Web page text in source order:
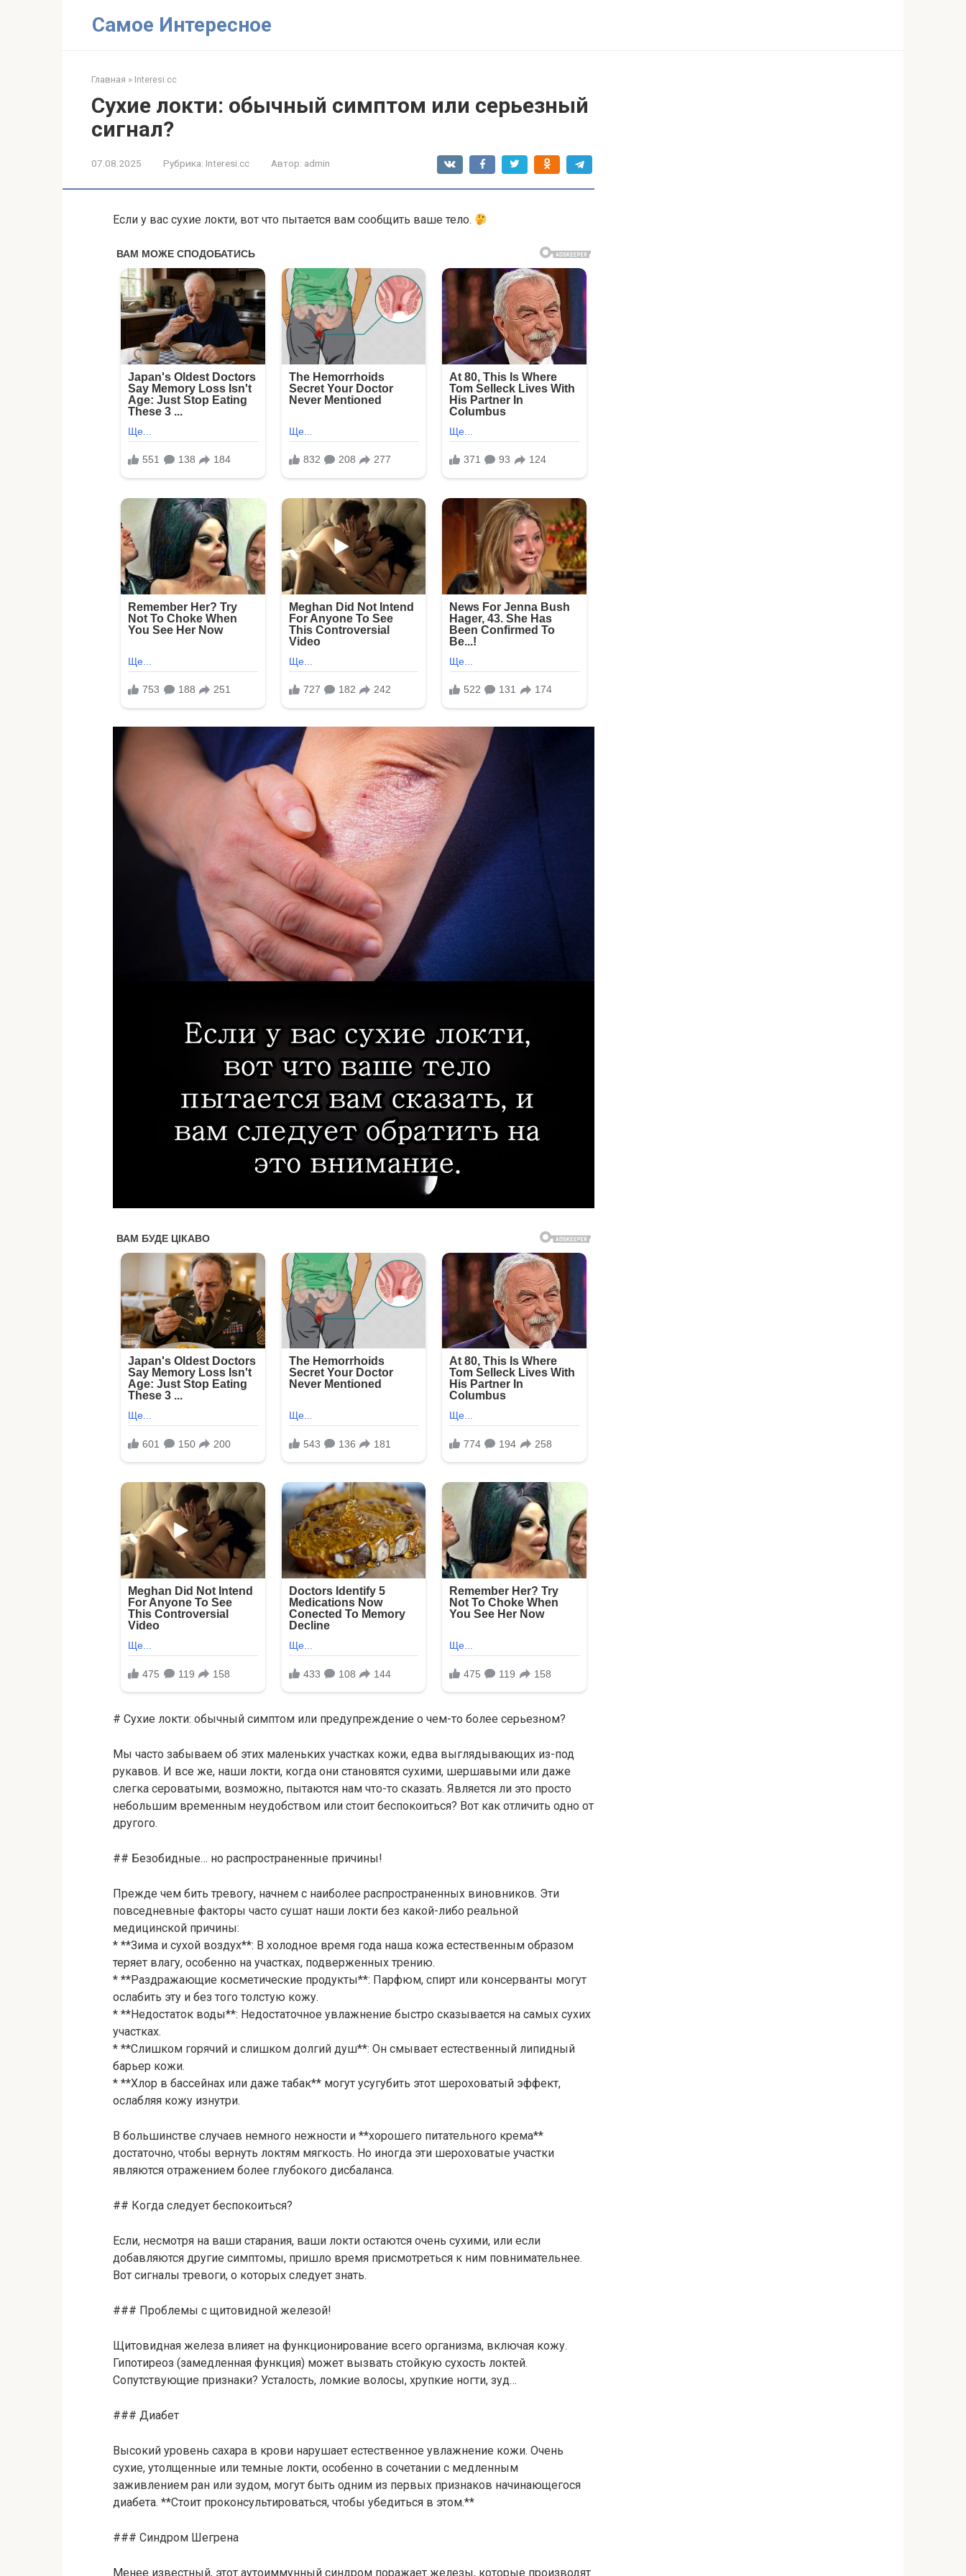
Самое Интересное
Главная » Interesi.cc
Сухие локти: обычный симптом или серьезный
сигнал?
07.08.2025 Рубрика: Interesi.cc Автор: admin
Если у вас сухие локти, вот что пытается вам сообщить ваше тело.
# Сухие локти: обычный симптом или предупреждение о чем-то более серьезном?
Мы часто забываем об этих маленьких участках кожи, едва выглядывающих из-под
рукавов. И все же, наши локти, когда они становятся сухими, шершавыми или даже
слегка сероватыми, возможно, пытаются нам что-то сказать. Является ли это просто
небольшим временным неудобством или стоит беспокоиться? Вот как отличить одно от
другого.
## Безобидные… но распространенные причины!
Прежде чем бить тревогу, начнем с наиболее распространенных виновников. Эти
повседневные факторы часто сушат наши локти без какой-либо реальной
медицинской причины:
* **Зима и сухой воздух**: В холодное время года наша кожа естественным образом
теряет влагу, особенно на участках, подверженных трению.
* **Раздражающие косметические продукты**: Парфюм, спирт или консерванты могут
ослабить эту и без того толстую кожу.
* **Недостаток воды**: Недостаточное увлажнение быстро сказывается на самых сухих
участках.
* **Слишком горячий и слишком долгий душ**: Он смывает естественный липидный
барьер кожи.
* **Хлор в бассейнах или даже табак** могут усугубить этот шероховатый эффект,
ослабляя кожу изнутри.
В большинстве случаев немного нежности и **хорошего питательного крема**
достаточно, чтобы вернуть локтям мягкость. Но иногда эти шероховатые участки
являются отражением более глубокого дисбаланса.
## Когда следует беспокоиться?
Если, несмотря на ваши старания, ваши локти остаются очень сухими, или если
добавляются другие симптомы, пришло время присмотреться к ним повнимательнее.
Вот сигналы тревоги, о которых следует знать.
### Проблемы с щитовидной железой!
Щитовидная железа влияет на функционирование всего организма, включая кожу.
Гипотиреоз (замедленная функция) может вызвать стойкую сухость локтей.
Сопутствующие признаки? Усталость, ломкие волосы, хрупкие ногти, зуд…
### Диабет
Высокий уровень сахара в крови нарушает естественное увлажнение кожи. Очень
сухие, утолщенные или темные локти, особенно в сочетании с медленным
заживлением ран или зудом, могут быть одним из первых признаков начинающегося
диабета. **Стоит проконсультироваться, чтобы убедиться в этом.**
### Синдром Шегрена
Менее известный, этот аутоиммунный синдром поражает железы, которые производят